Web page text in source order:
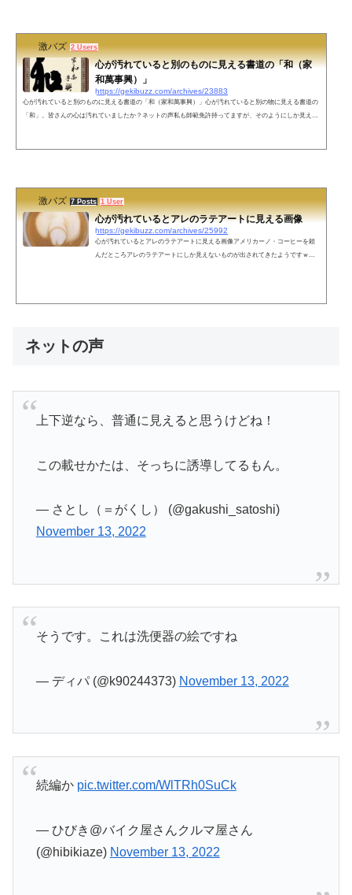
激バズ 2 Users
心が汚れていると別のものに見える書道の「和（家
和萬事興）」
https://gekibuzz.com/archives/23883
心が汚れていると別のものに見える書道の「和（家和萬事興）」心が汚れていると別の物に見える書道の
「和」。皆さんの心は汚れていましたか？ネットの声私も師範免許持ってますが、そのようにしか見えな
激バズ 7 Posts 1 User
心が汚れているとアレのラテアートに見える画像
https://gekibuzz.com/archives/25992
心が汚れているとアレのラテアートに見える画像アメリカーノ・コーヒーを頼
んだところアレのラテアートにしか見えないものが出されてきたようですｗｗ
ネットの声
上下逆なら、普通に見えると思うけどね！
この載せかたは、そっちに誘導してるもん。
— さとし（＝がくし） (@gakushi_satoshi)
November 13, 2022
そうです。これは洗便器の絵ですね
— ディパ (@k90244373) November 13, 2022
続編か pic.twitter.com/WlTRh0SuCk
— ひびき@バイク屋さんクルマ屋さん
(@hibikiaze) November 13, 2022